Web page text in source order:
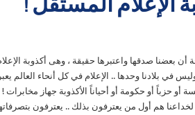
الإعلام المستقل !
أن بعضنا صدقها واعتبرها حقيقة ، وهى أكذوبة
في بلادنا وحدها .. الإعلام في كل أنحاء العالم
حزباً أو حكومة أو أحياناً الأكذوبة جهاز مخابرات !
لخداعنا هم أول من يعترفون بذلك .. يعترفون